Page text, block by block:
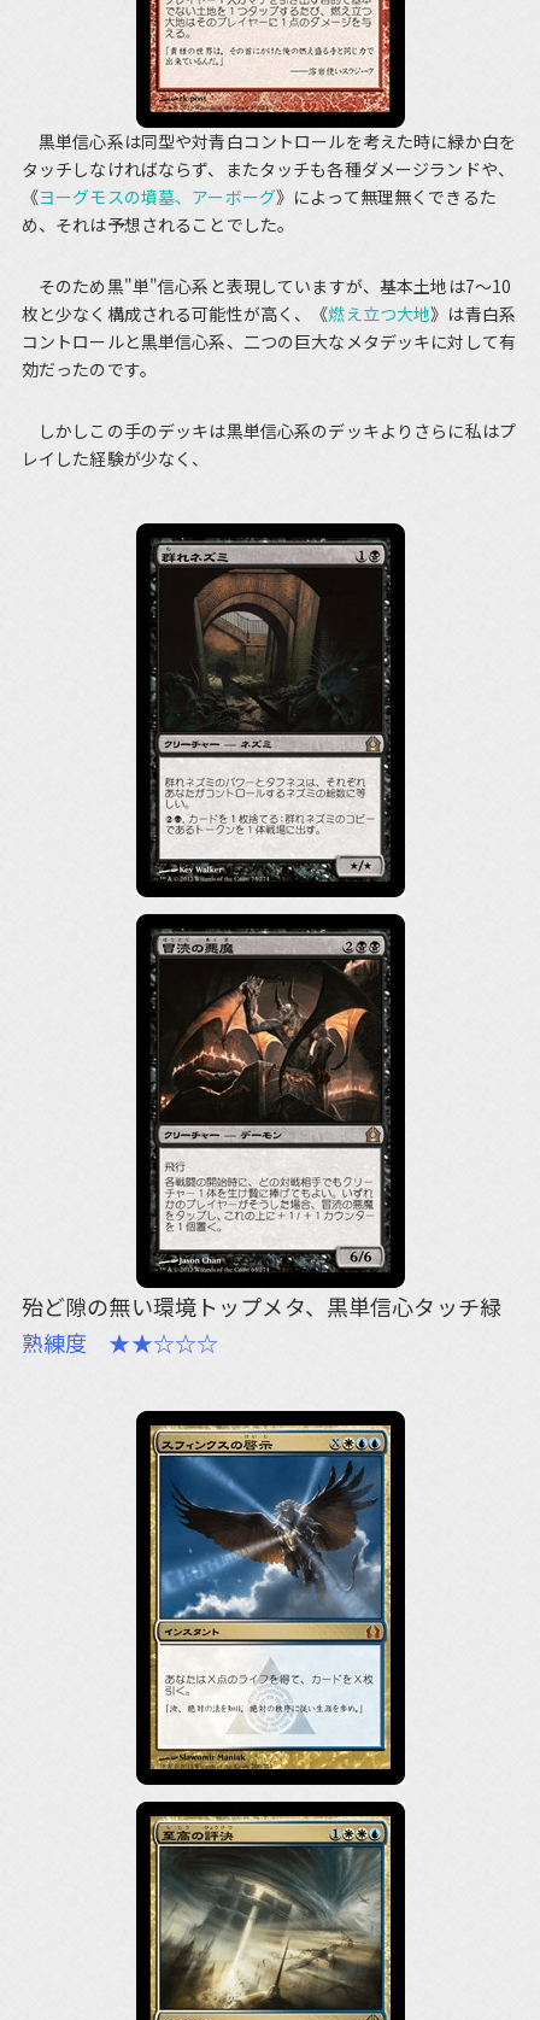
黒単信心系は同型や対青白コントロールを考えた時に緑か白を
タッチしなければならず、またタッチも各種ダメージランドや、
《ヨーグモスの墳墓、アーボーグ》によって無理無くできるた
め、それは予想されることでした。
そのため黒"単"信心系と表現していますが、基本土地は7～10
枚と少なく構成される可能性が高く、《燃え立つ大地》は青白系
コントロールと黒単信心系、二つの巨大なメタデッキに対して有
効だったのです。
しかしこの手のデッキは黒単信心系のデッキよりさらに私はプ
レイした経験が少なく、
殆ど隙の無い環境トップメタ、黒単信心タッチ緑
熟練度 ★★☆☆☆